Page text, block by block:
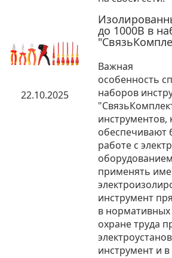
22.10.2025
до 1000В в
Важная
особенность
наборов
инструментов,
обеспечивают
работе с
применять
инструмент
в нормативных
охране труда
инструмент и